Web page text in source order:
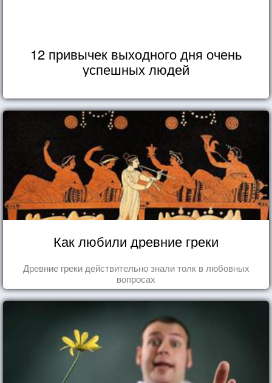
12 привычек выходного дня очень
успешных людей
Как любили древние греки
Древние греки действительно знали толк в любовных
вопросах